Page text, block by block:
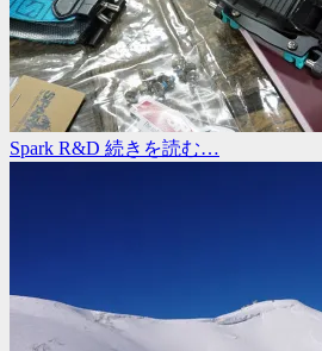
Spark R&D 続きを読む…